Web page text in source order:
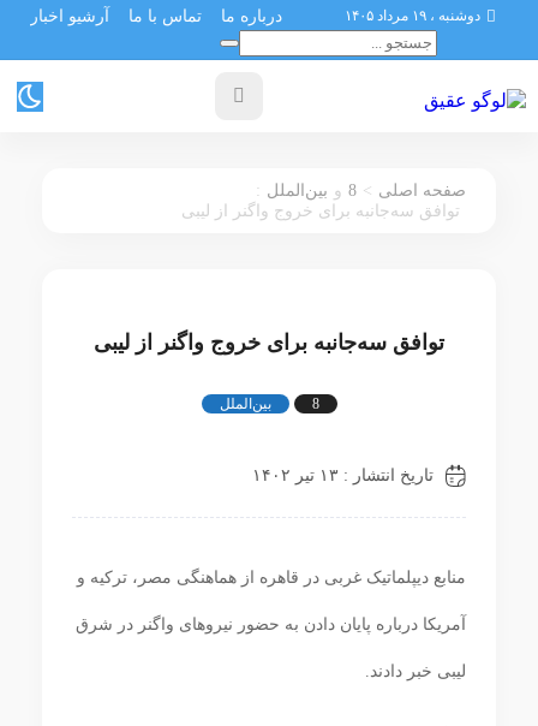
دوشنبه ، ۱۹ مرداد ۱۴۰۵ درباره ما تماس با ما آرشیو اخبار
صفحه اصلی >
8 و بین‌الملل :
توافق سه‌جانبه برای خروج واگنر از لیبی
توافق سه‌جانبه برای خروج واگنر از لیبی
8 بین‌الملل
تاریخ انتشار : ۱۳ تیر ۱۴۰۲
منابع دیپلماتیک غربی در قاهره از هماهنگی مصر، ترکیه و
آمریکا درباره پایان دادن به حضور نیروهای واگنر در شرق
لیبی خبر دادند.